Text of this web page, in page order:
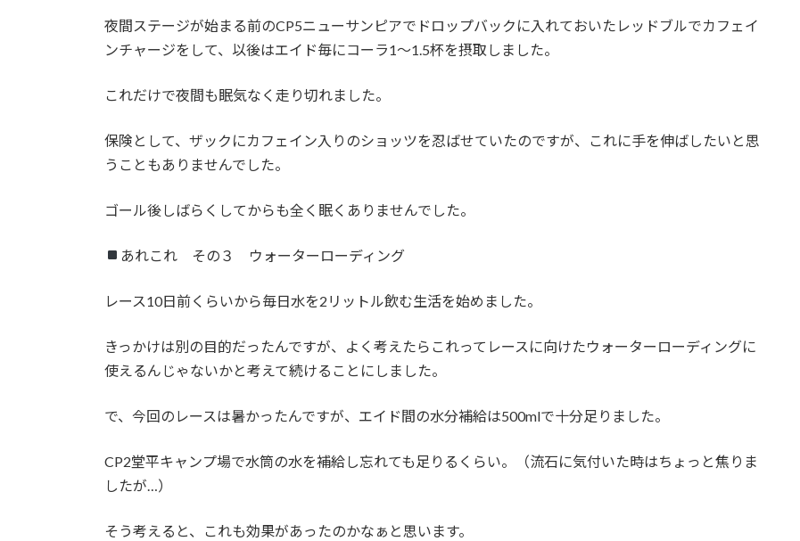
夜間ステージが始まる前のCP5ニューサンピアでドロップバックに入れておいたレッドブルでカフェイ
ンチャージをして、以後はエイド毎にコーラ1～1.5杯を摂取しました。
これだけで夜間も眠気なく走り切れました。
保険として、ザックにカフェイン入りのショッツを忍ばせていたのですが、これに手を伸ばしたいと思
うこともありませんでした。
ゴール後しばらくしてからも全く眠くありませんでした。
あれこれ その３ ウォーターローディング
レース10日前くらいから毎日水を2リットル飲む生活を始めました。
きっかけは別の目的だったんですが、よく考えたらこれってレースに向けたウォーターローディングに
使えるんじゃないかと考えて続けることにしました。
で、今回のレースは暑かったんですが、エイド間の水分補給は500mlで十分足りました。
CP2堂平キャンプ場で水筒の水を補給し忘れても足りるくらい。（流石に気付いた時はちょっと焦りま
したが…）
そう考えると、これも効果があったのかなぁと思います。